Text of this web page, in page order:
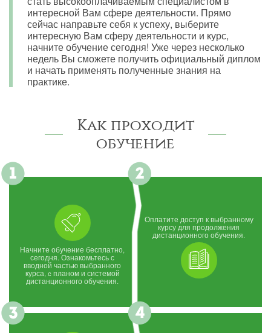
интересной Вам сфере деятельности. Прямо
сейчас направьте себя к успеху, выберите
интересную Вам сферу деятельности и курс,
начните обучение сегодня! Уже через несколько
недель Вы сможете получить официальный диплом
и начать применять полученные знания на
практике.
Как проходит
обучение
Начните обучение бесплатно,
сегодня. Ознакомьтесь с
вводной частью выбранного
курса, c планом и системой
дистанционного обучения.
Оплатите доступ к выбранному
курсу для продолжения
дистанционного обучения.